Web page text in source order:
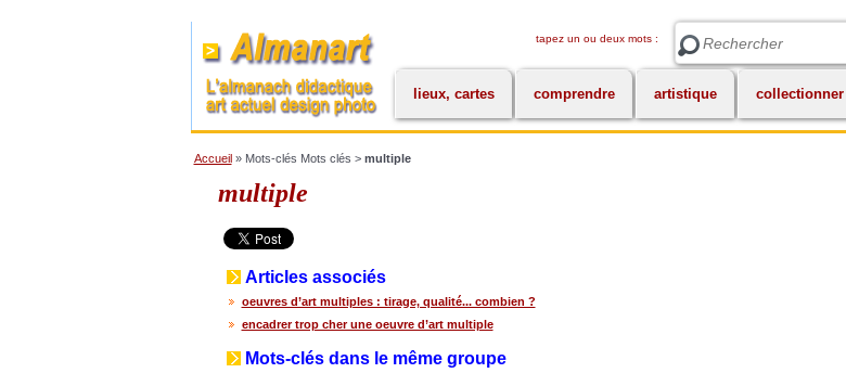
tapez un ou deux mots : Rechercher
lieux, cartes comprendre artistique collectionner
Accueil» Mots-clés Mots clés > multiple
multiple
Articles associés
oeuvres d’art multiples : tirage, qualité... combien ?
encadrer trop cher une oeuvre d’art multiple
Mots-clés dans le même groupe